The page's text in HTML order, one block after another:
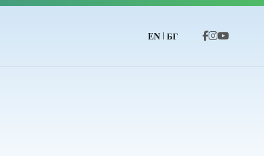
EN | БГ